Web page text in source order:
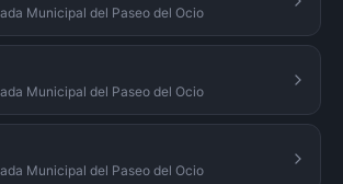
Municipal del Paseo del Ocio
Municipal del Paseo del Ocio
Municipal del Paseo del Ocio